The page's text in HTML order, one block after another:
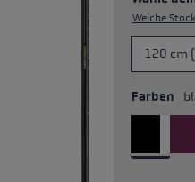
Welche
Farben